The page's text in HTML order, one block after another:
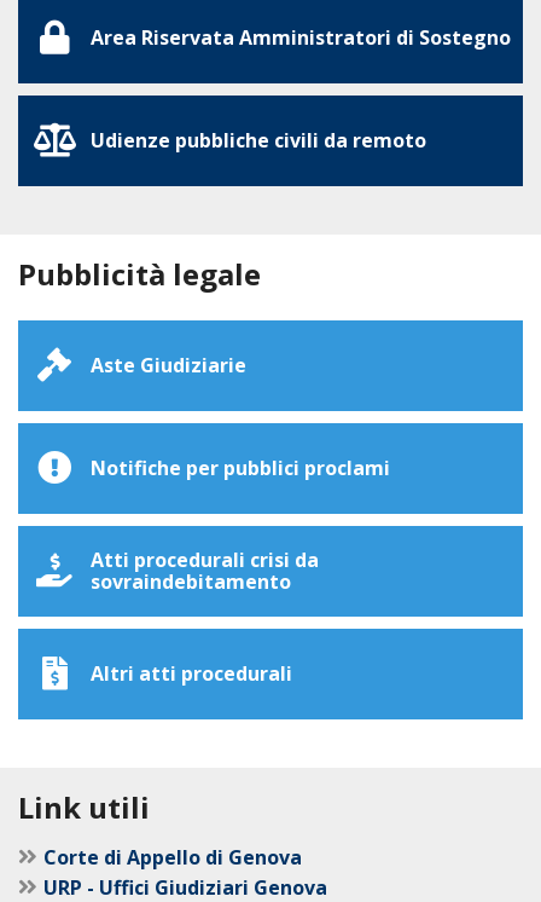
Area Riservata Amministratori di Sostegno
Udienze pubbliche civili da remoto
Pubblicità legale
Aste Giudiziarie
Notifiche per pubblici proclami
Atti procedurali crisi da
sovraindebitamento
Altri atti procedurali
Link utili
Corte di Appello di Genova
URP - Uffici Giudiziari Genova